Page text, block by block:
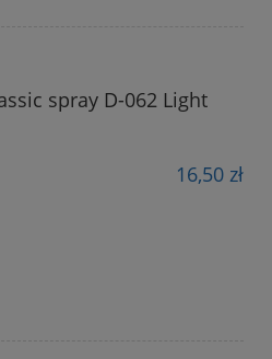
spray D-062 Light
16,50 zł